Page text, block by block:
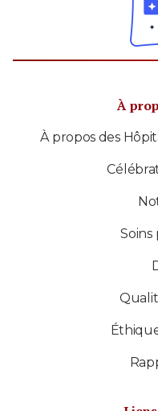
À
À propos des
Soins